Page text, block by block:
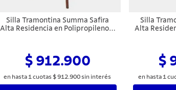
Silla Tramontina Summa Safira
Alta Residencia en Polipropileno y
$ 912.900
en hasta 1 cuotas $912.900sin interés
Silla
Alta
$
en hasta 1